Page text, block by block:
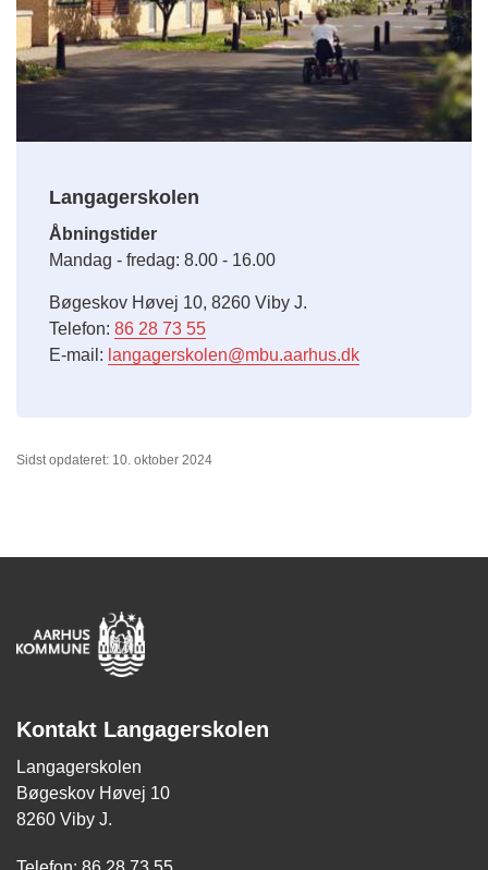
Langagerskolen
Åbningstider
Mandag - fredag: 8.00 - 16.00
Bøgeskov Høvej 10, 8260 Viby J.
Telefon: 86 28 73 55
E-mail: langagerskolen@mbu.aarhus.dk
Sidst opdateret: 10. oktober 2024
Kontakt Langagerskolen
Langagerskolen
Bøgeskov Høvej 10
8260 Viby J.